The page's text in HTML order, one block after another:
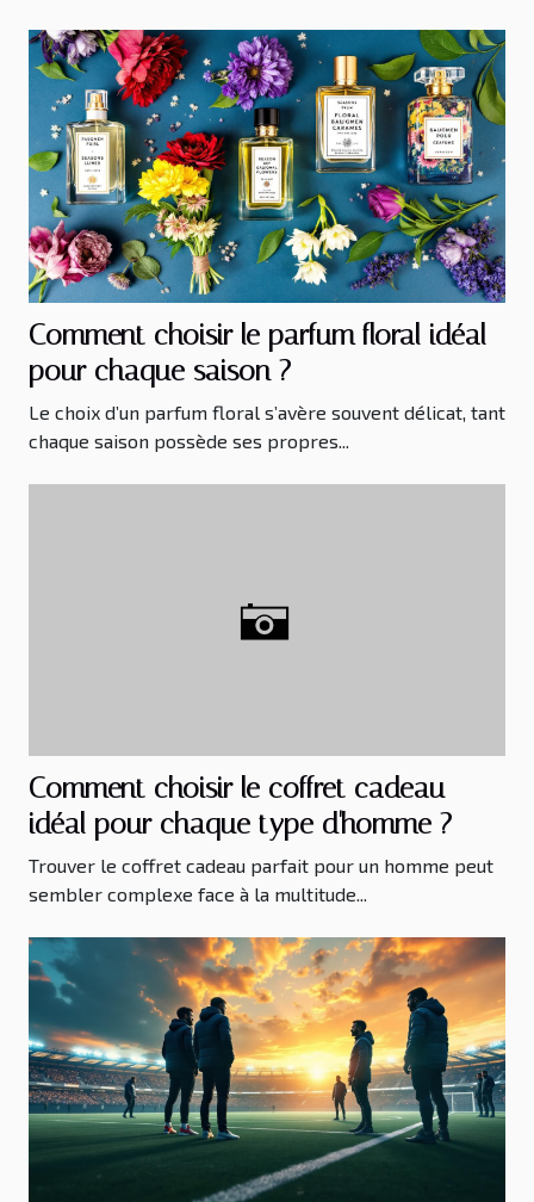
Comment choisir le parfum floral idéal
pour chaque saison ?
Le choix d’un parfum floral s’avère souvent délicat, tant
chaque saison possède ses propres...
Comment choisir le coffret cadeau
idéal pour chaque type d'homme ?
Trouver le coffret cadeau parfait pour un homme peut
sembler complexe face à la multitude...